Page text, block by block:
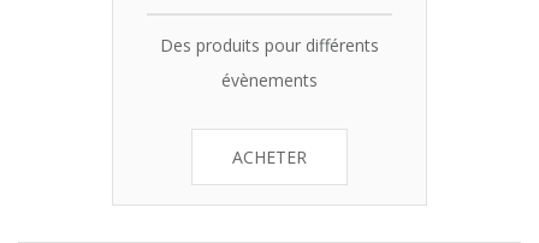
Des produits pour différents
évènements
ACHETER